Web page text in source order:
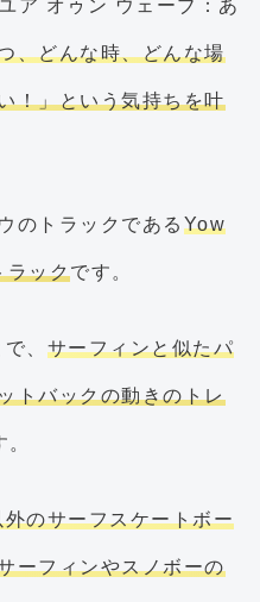
ア オゥン ウェーブ：あ
、どんな時、どんな場
！」という気持ちを叶
のトラックである Yow
ラックです。
、 サーフィンと似たパ
トバックの動きのトレ
のサーフスケートボー
ーフィンやスノボーの